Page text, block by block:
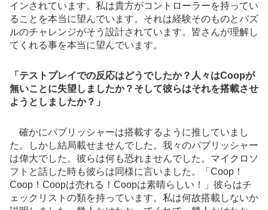
インされています。私は貴方がコントローラーを持ってい
ることを本当に望んでいます。それは経験そのものとパズ
ルのチャレンジがそう設計されています。皆さんが理解し
てくれる事を本当に望んでいます。
「テストプレイでの反応はどうでしたか？人々はCoopが
無いことに失望しましたか？そして彼らはそれを搭載させ
ようとしましたか？」
確かにパブリッシャーは搭載するように推していまし
た。しかし結局載せませんでした。我々のパブリッシャー
は偉大でした。彼らは何も恐れませんでした。マイクロソ
フトと話した時も彼らは同様に言いました。「Coop！
Coop！Coopは売れる！Coopは素晴らしい！」彼らはチ
ェックリストの類を持っています。私は何故搭載しないか